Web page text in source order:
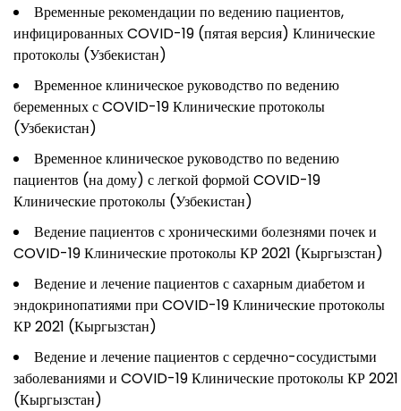
Временные рекомендации по ведению пациентов,
инфицированных COVID-19 (пятая версия) Клинические
протоколы (Узбекистан)
Временное клиническое руководство по ведению
беременных с COVID-19 Клинические протоколы
(Узбекистан)
Временное клиническое руководство по ведению
пациентов (на дому) с легкой формой COVID-19
Клинические протоколы (Узбекистан)
Ведение пациентов с хроническими болезнями почек и
COVID-19 Клинические протоколы КР 2021 (Кыргызстан)
Ведение и лечение пациентов с сахарным диабетом и
эндокринопатиями при COVID-19 Клинические протоколы
КР 2021 (Кыргызстан)
Ведение и лечение пациентов с сердечно-сосудистыми
заболеваниями и COVID-19 Клинические протоколы КР 2021
(Кыргызстан)